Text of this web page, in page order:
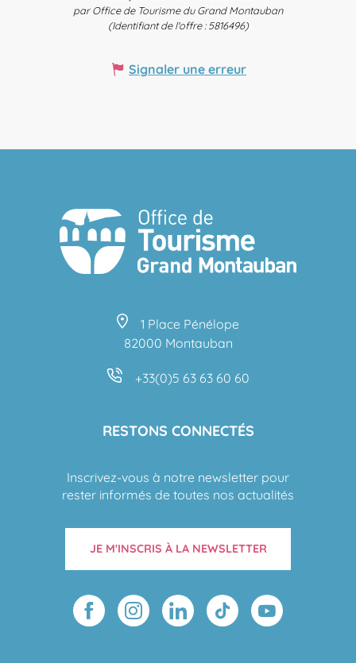
par Office de Tourisme du Grand Montauban
(Identifiant de l'offre :5816496)
Signaler une erreur
1 Place Pénélope
82000 Montauban
+33(0)5 63 63 60 60
RESTONS CONNECTÉS
Inscrivez-vous à notre newsletter pour
rester informés de toutes nos actualités
JE M'INSCRIS À LA NEWSLETTER